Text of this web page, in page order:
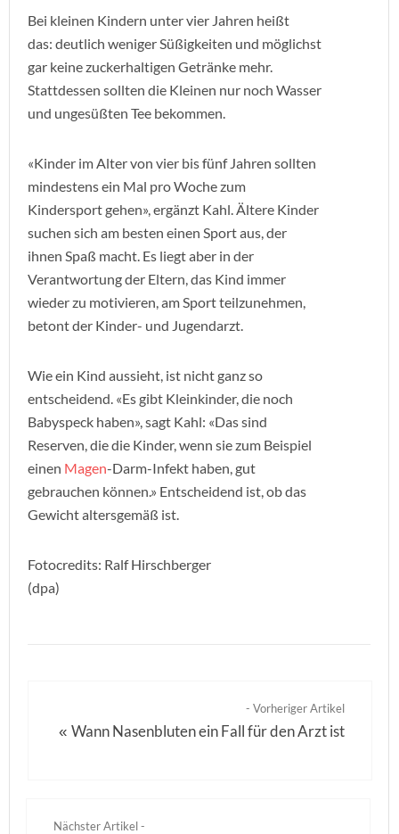
Bei kleinen Kindern unter vier Jahren heißt
das: deutlich weniger Süßigkeiten und möglichst
gar keine zuckerhaltigen Getränke mehr.
Stattdessen sollten die Kleinen nur noch Wasser
und ungesüßten Tee bekommen.
«Kinder im Alter von vier bis fünf Jahren sollten
mindestens ein Mal pro Woche zum
Kindersport gehen», ergänzt Kahl. Ältere Kinder
suchen sich am besten einen Sport aus, der
ihnen Spaß macht. Es liegt aber in der
Verantwortung der Eltern, das Kind immer
wieder zu motivieren, am Sport teilzunehmen,
betont der Kinder- und Jugendarzt.
Wie ein Kind aussieht, ist nicht ganz so
entscheidend. «Es gibt Kleinkinder, die noch
Babyspeck haben», sagt Kahl: «Das sind
Reserven, die die Kinder, wenn sie zum Beispiel
einen Magen-Darm-Infekt haben, gut
gebrauchen können.» Entscheidend ist, ob das
Gewicht altersgemäß ist.
Fotocredits: Ralf Hirschberger
(dpa)
- Vorheriger Artikel
«Wann Nasenbluten ein Fall für den Arzt ist
Nächster Artikel -